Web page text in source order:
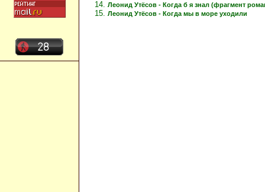
Леонид Утёсов - Когда б я знал (фрагмент
Леонид Утёсов - Когда мы в море уходили